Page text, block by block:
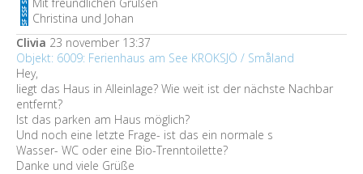
Christina und Johan
Clivia 23 november 13:37
Objekt: 6009: Ferienhaus am See KROKSJÖ / Småland
Hey,
liegt das Haus in Alleinlage? Wie weit ist der nächste Nachbar
entfernt?
Ist das parken am Haus möglich?
Und noch eine letzte Frage- ist das ein normale s
Wasser- WC oder eine Bio-Trenntoilette?
Danke und viele Grüße